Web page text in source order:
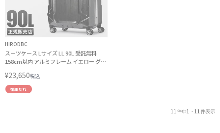
HIRODBC
スーツケース Lサイズ LL 90L 受託無料
158cm以内 アルミフレーム イエロー グレ
ャリーケース
¥23,650税込
在庫切れ
11 件中1 - 11 件表示